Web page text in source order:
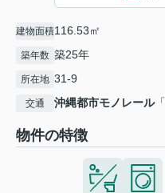
建物面積116.53㎡
築年数 築25年
所在地 31-9
交通 沖縄都市モノレール「
物件の特徴